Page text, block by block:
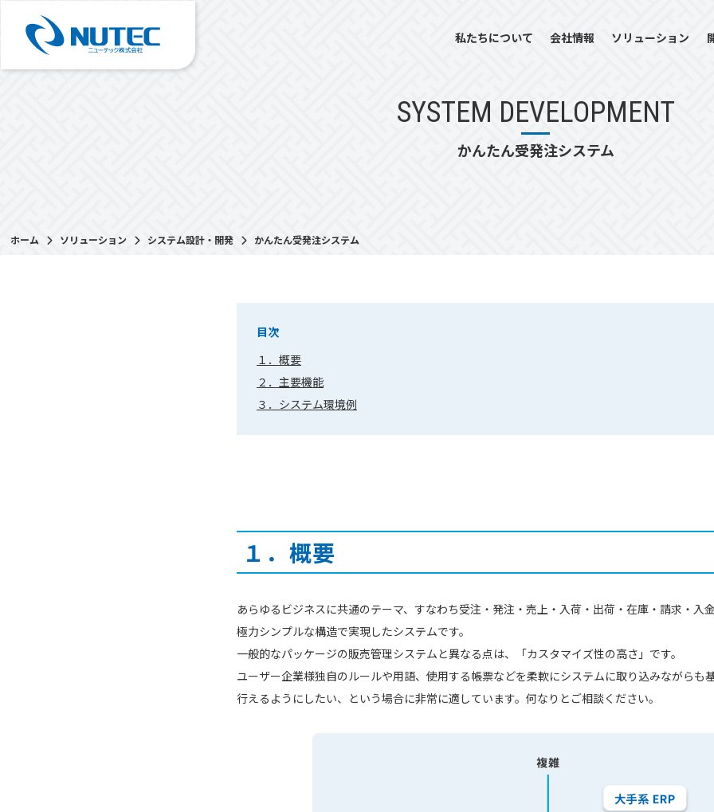
私たちについて 会社情報 ソリューション
SYSTEM DEVELOPMENT
かんたん受発注システム
ホーム ソリューション システム設計・開発 かんたん受発注システム
目次
１．概要
２．主要機能
３．システム環境例
１．概要
あらゆるビジネスに共通のテーマ、すなわち受注・発注・売上・入荷・出荷・在庫・請求・入
極力シンプルな構造で実現したシステムです。
一般的なパッケージの販売管理システムと異なる点は、「カスタマイズ性の高さ」です。
ユーザー企業様独自のルールや用語、使用する帳票などを柔軟にシステムに取り込みながらも
行えるようにしたい、という場合に非常に適しています。何なりとご相談ください。